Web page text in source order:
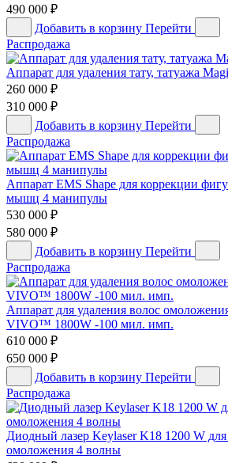
490 000 ₽
Добавить в корзину Перейти
Распродажа
Аппарат для удаления тату, татуажа
260 000 ₽
310 000 ₽
Добавить в корзину Перейти
Распродажа
Аппарат EMS Shape для коррекции
мышц 4 манипулы
530 000 ₽
580 000 ₽
Добавить в корзину Перейти
Распродажа
Аппарат для удаления волос
VIVO™ 1800W -100 мил. имп.
610 000 ₽
650 000 ₽
Добавить в корзину Перейти
Распродажа
Диодный лазер Keylaser K18 1200 W
омоложения 4 волны